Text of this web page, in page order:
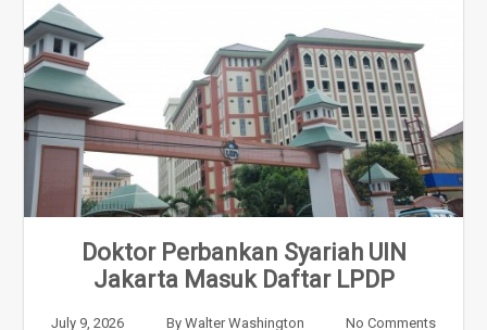
Doktor Perbankan Syariah UIN
Jakarta Masuk Daftar LPDP
July 9, 2026 By Walter Washington No Comments